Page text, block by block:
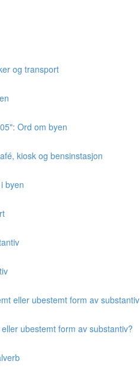
og transport
Ord om byen
kiosk og bensinstasjon
byen
eller ubestemt form av substantiv
ubestemt form av substantiv?